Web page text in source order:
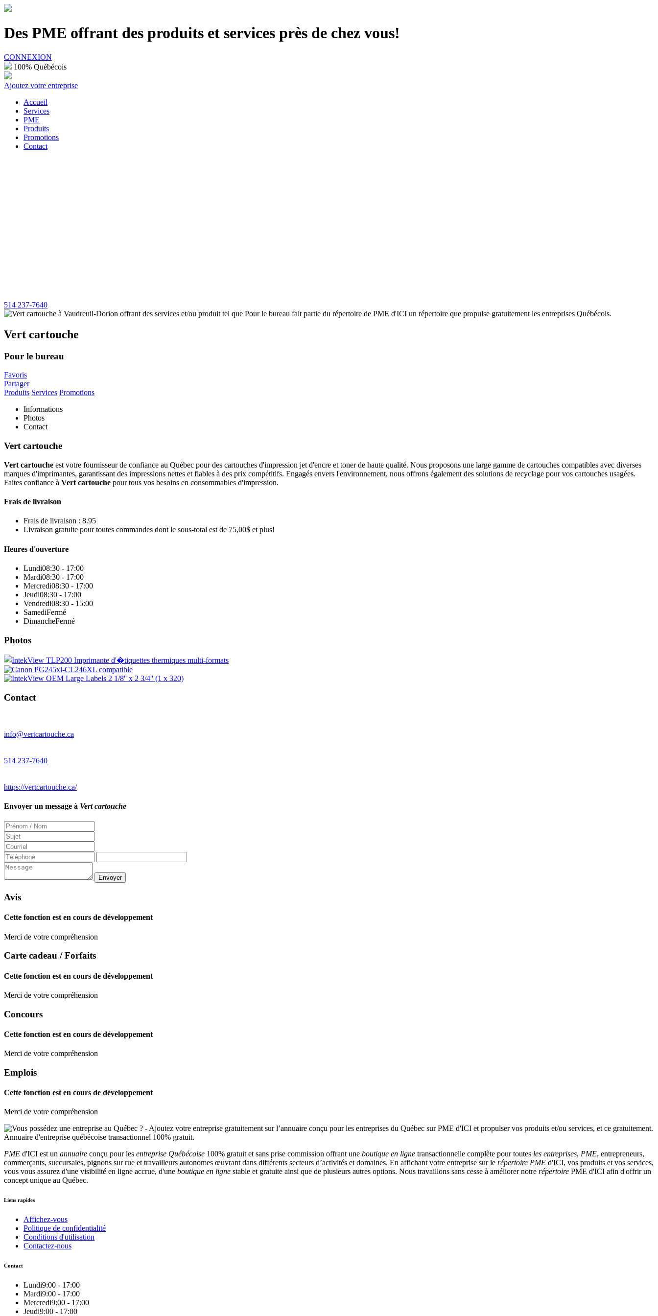
Des PME offrant des produits et services près de chez vous!
CONNEXION
100% Québécois
Ajoutez votre entreprise
Accueil
Services
PME
Produits
Promotions
Contact
514 237-7640
Vert cartouche
Pour le bureau
Favoris
Partager
Produits Services Promotions
Informations
Photos
Contact
Vert cartouche
Vert cartouche est votre fournisseur de confiance au Québec pour des cartouches d'impression jet d'encre et toner de haute qualité. Nous proposons une large gamme de cartouches compatibles avec diverses
marques d'imprimantes, garantissant des impressions nettes et fiables à des prix compétitifs. Engagés envers l'environnement, nous offrons également des solutions de recyclage pour vos cartouches usagées.
Faites confiance à Vert cartouche pour tous vos besoins en consommables d'impression.
Frais de livraison
Frais de livraison : 8.95
Livraison gratuite pour toutes commandes dont le sous-total est de 75,00$ et plus!
Heures d'ouverture
Lundi08:30 - 17:00
Mardi08:30 - 17:00
Mercredi08:30 - 17:00
Jeudi08:30 - 17:00
Vendredi08:30 - 15:00
SamediFermé
DimancheFermé
Photos
Contact
info@vertcartouche.ca
514 237-7640
https://vertcartouche.ca/
Envoyer un message à Vert cartouche
Avis
Cette fonction est en cours de développement
Merci de votre compréhension
Carte cadeau / Forfaits
Cette fonction est en cours de développement
Merci de votre compréhension
Concours
Cette fonction est en cours de développement
Merci de votre compréhension
Emplois
Cette fonction est en cours de développement
Merci de votre compréhension
PME d'ICI est un annuaire conçu pour les entreprise Québécoise 100% gratuit et sans prise commission offrant une boutique en ligne transactionnelle complète pour toutes les entreprises, PME, entrepreneurs,
commerçants, succursales, pignons sur rue et travailleurs autonomes œuvrant dans différents secteurs d’activités et domaines. En affichant votre entreprise sur le répertoire PME d'ICI, vos produits et vos services,
vous vous assurez d'une visibilité en ligne accrue, d'une boutique en ligne stable et gratuite ainsi que de plusieurs autres options. Nous travaillons sans cesse à améliorer notre répertoire PME d'ICI afin d'offrir un
concept unique au Québec.
Liens rapides
Affichez-vous
Politique de confidentialité
Conditions d'utilisation
Contactez-nous
Contact
Lundi9:00 - 17:00
Mardi9:00 - 17:00
Mercredi9:00 - 17:00
Jeudi9:00 - 17:00